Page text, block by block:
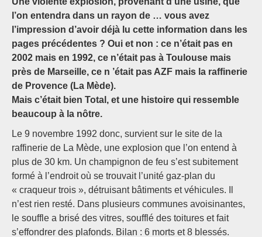
l’on entendra dans un rayon de … vous avez
l’impression d’avoir déjà lu cette information dans les
pages précédentes ? Oui et non : ce n’était pas en
2002 mais en 1992, ce n’était pas à Toulouse mais
près de Marseille, ce n ’était pas AZF mais la raffinerie
de Provence (La Mède).
Mais c’était bien Total, et une histoire qui ressemble
beaucoup à la nôtre.
Le 9 novembre 1992 donc, survient sur le site de la
raffinerie de La Mède, une explosion que l’on entend à
plus de 30 km. Un champignon de feu s’est subitement
formé à l’endroit où se trouvait l’unité gaz-plan du
« craqueur trois », détruisant bâtiments et véhicules. Il
n’est rien resté. Dans plusieurs communes avoisinantes,
le souffle a brisé des vitres, soufflé des toitures et fait
s’effondrer des plafonds. Bilan : 6 morts et 8 blessés.